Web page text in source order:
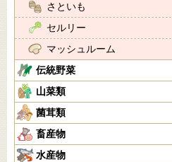
さといも
セルリー
マッシュルーム
伝統野菜
山菜類
菌茸類
畜産物
水産物